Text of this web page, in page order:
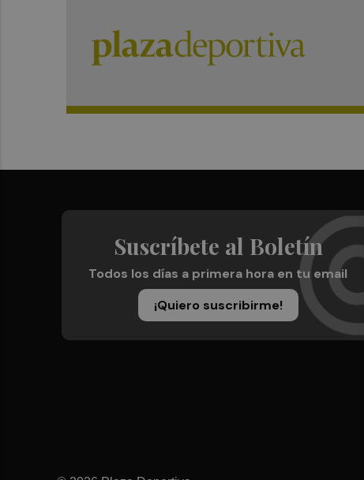
Suscríbete al Boletín
Todos los días a primera hora en tu email
¡Quiero suscribirme!